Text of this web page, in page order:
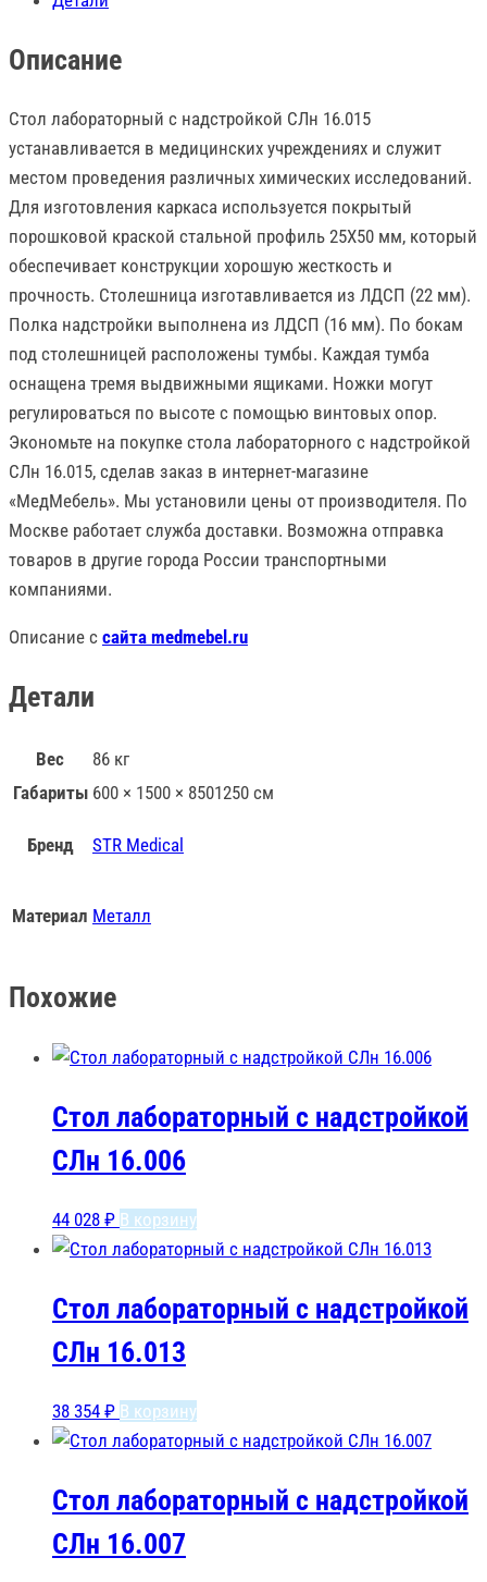
Описание
Стол лабораторный с надстройкой СЛн 16.015
устанавливается в медицинских учреждениях и служит
местом проведения различных химических исследований.
Для изготовления каркаса используется покрытый
порошковой краской стальной профиль 25Х50 мм, который
обеспечивает конструкции хорошую жесткость и
прочность. Столешница изготавливается из ЛДСП (22 мм).
Полка надстройки выполнена из ЛДСП (16 мм). По бокам
под столешницей расположены тумбы. Каждая тумба
оснащена тремя выдвижными ящиками. Ножки могут
регулироваться по высоте с помощью винтовых опор.
Экономьте на покупке стола лабораторного с надстройкой
СЛн 16.015, сделав заказ в интернет-магазине
«МедМебель». Мы установили цены от производителя. По
Москве работает служба доставки. Возможна отправка
товаров в другие города России транспортными
компаниями.
Описание с сайта medmebel.ru
Детали
Вес
86 кг
Габариты 600 × 1500 × 8501250 см
Бренд STR Medical
Материал Металл
Похожие
Стол лабораторный с надстройкой
СЛн 16.006
44 028 ₽ В корзину
Стол лабораторный с надстройкой
СЛн 16.013
38 354 ₽ В корзину
Стол лабораторный с надстройкой
СЛн 16.007